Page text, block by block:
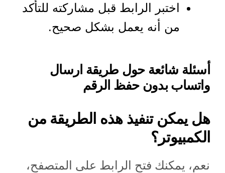
اختبر الرابط قبل مشاركته للتأكد
من أنه يعمل بشكل صحيح.
أسئلة شائعة حول طريقة ارسال
واتساب بدون حفظ الرقم
هل يمكن تنفيذ هذه الطريقة من
الكمبيوتر؟
نعم، يمكنك فتح الرابط على المتصفح،